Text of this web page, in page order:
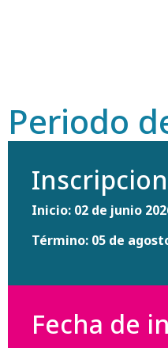
Periodo
Inicio: 02 de junio
Término: 05 de
Fecha de